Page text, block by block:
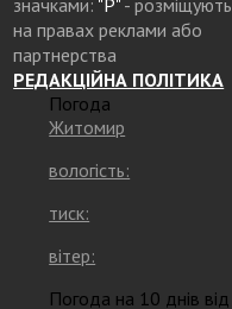
на правах реклами або
партнерства
РЕДАКЦІЙНА ПОЛІТИКА
Погода
Житомир
вологість:
тиск:
вітер:
Погода на 10 днів від